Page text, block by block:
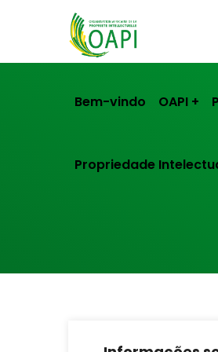
Bem-vindo OAPI
Propriedade